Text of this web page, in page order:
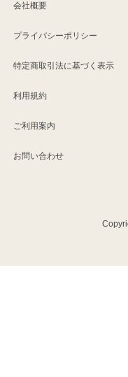
会社概要
プライバシーポリシー
特定商取引法に基づく表示
利用規約
ご利用案内
お問い合わせ